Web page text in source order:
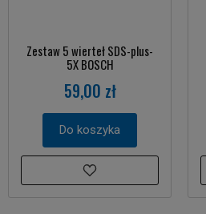
Zestaw 5 wierteł SDS-plus-
5X BOSCH
59,00 zł
Do koszyka